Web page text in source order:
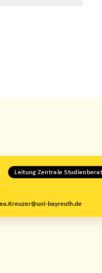
Leitung Zentrale
bayreuth.de